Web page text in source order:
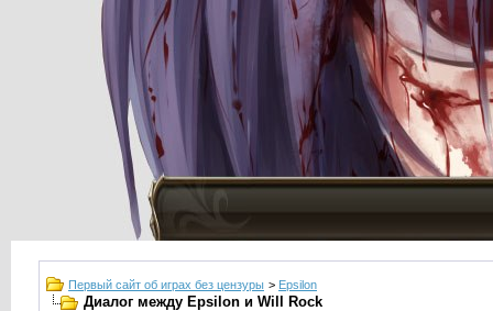
Первый сайт об играх без цензуры > Epsilon
Диалог между Epsilon и Will Rock